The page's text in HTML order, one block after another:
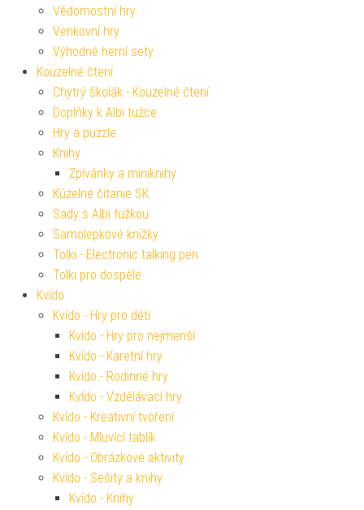
Vědomostní hry
Venkovní hry
Výhodné herní sety
Kouzelné čtení
Chytrý školák - Kouzelné čtení
Doplňky k Albi tužce
Hry a puzzle
Knihy
Zpívánky a miniknihy
Kúzelné čítanie SK
Sady s Albi tužkou
Samolepkové knížky
Tolki - Electronic talking pen
Tolki pro dospělé
Kvído
Kvído - Hry pro děti
Kvído - Hry pro nejmenší
Kvído - Karetní hry
Kvído - Rodinné hry
Kvído - Vzdělávací hry
Kvído - Kreativní tvoření
Kvído - Mluvící tablík
Kvído - Obrázkové aktivity
Kvído - Sešity a knihy
Kvído - Knihy